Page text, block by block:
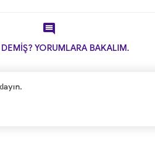

YORUMLARA BAKALIM.